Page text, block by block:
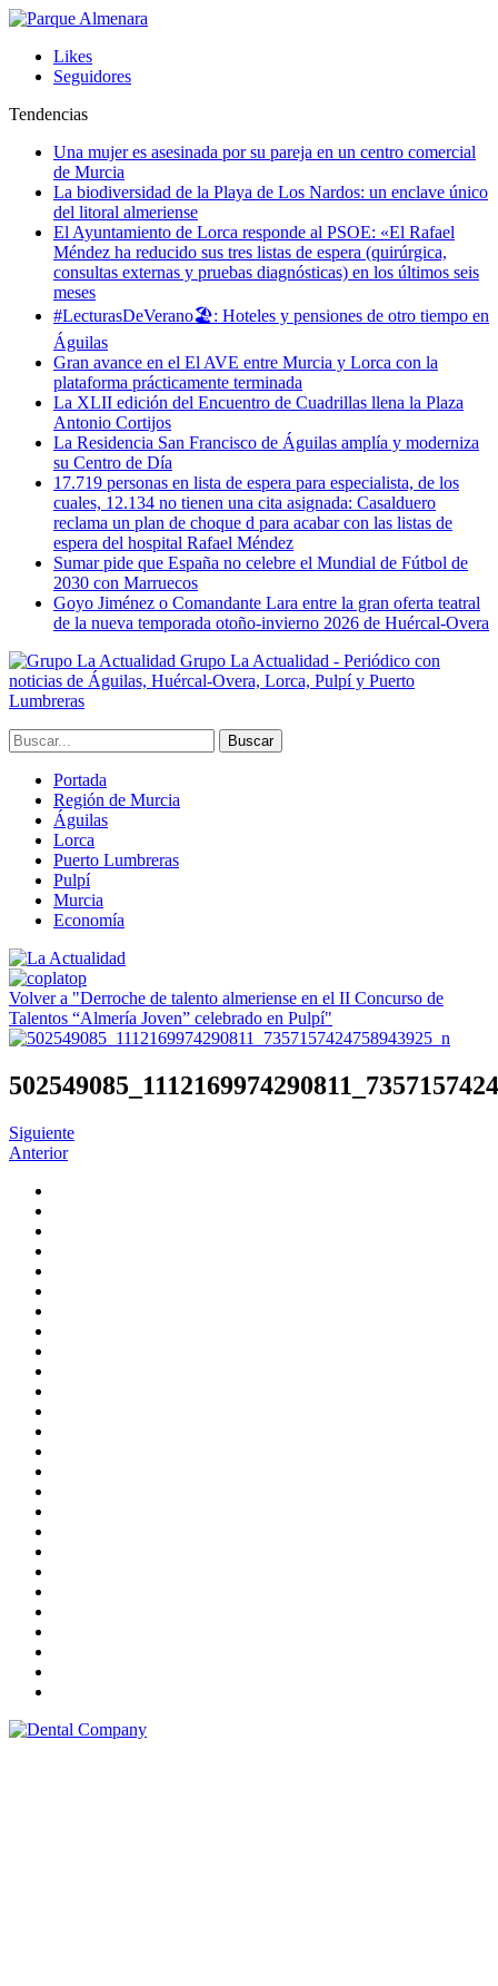
Likes
Seguidores
Tendencias
Una mujer es asesinada por su pareja en un centro comercial
de Murcia
La biodiversidad de la Playa de Los Nardos: un enclave único
del litoral almeriense
El Ayuntamiento de Lorca responde al PSOE: «El Rafael
Méndez ha reducido sus tres listas de espera (quirúrgica,
consultas externas y pruebas diagnósticas) en los últimos seis
meses
#LecturasDeVerano🏖: Hoteles y pensiones de otro tiempo en
Águilas
Gran avance en el El AVE entre Murcia y Lorca con la
plataforma prácticamente terminada
La XLII edición del Encuentro de Cuadrillas llena la Plaza
Antonio Cortijos
La Residencia San Francisco de Águilas amplía y moderniza
su Centro de Día
17.719 personas en lista de espera para especialista, de los
cuales, 12.134 no tienen una cita asignada: Casalduero
reclama un plan de choque d para acabar con las listas de
espera del hospital Rafael Méndez
Sumar pide que España no celebre el Mundial de Fútbol de
2030 con Marruecos
Goyo Jiménez o Comandante Lara entre la gran oferta teatral
de la nueva temporada otoño-invierno 2026 de Huércal-Overa
Grupo La Actualidad - Periódico con
noticias de Águilas, Huércal-Overa, Lorca, Pulpí y Puerto
Lumbreras
Portada
Región de Murcia
Águilas
Lorca
Puerto Lumbreras
Pulpí
Murcia
Economía
Volver a "Derroche de talento almeriense en el II Concurso de
Talentos “Almería Joven” celebrado en Pulpí"
Siguiente
Anterior